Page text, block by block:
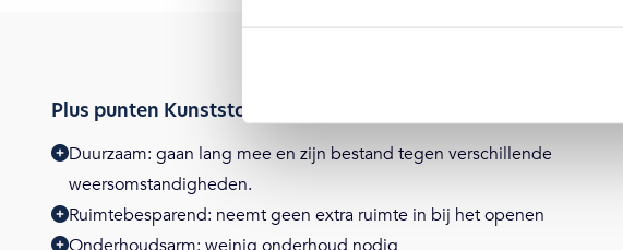
Plus punten Kunststof schuifpuien
Duurzaam: gaan lang mee en zijn bestand tegen verschillende
weersomstandigheden.
Ruimtebesparend: neemt geen extra ruimte in bij het openen